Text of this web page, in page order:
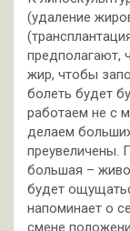
(удаление
предполагают,
жир, чтобы
болеть будет
работаем не с
делаем
преувеличены.
большая –
будет
напоминает о
смене